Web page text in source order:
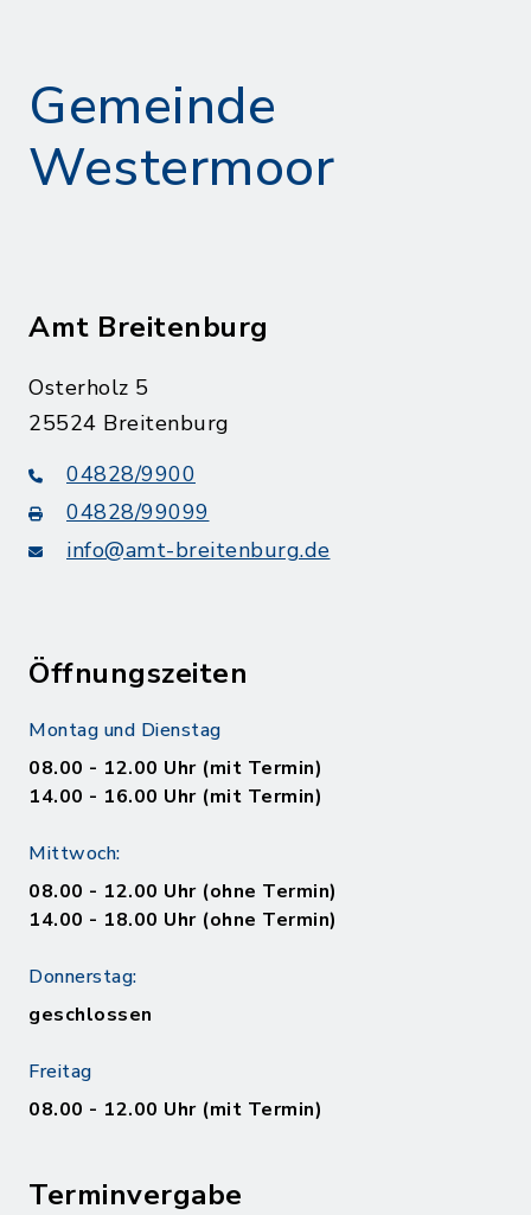
Gemeinde
Westermoor
Amt Breitenburg
Osterholz 5
25524 Breitenburg
04828/9900
04828/99099
info@amt-breitenburg.de
Öffnungszeiten
Montag und Dienstag
08.00 - 12.00 Uhr (mit Termin)
14.00 - 16.00 Uhr (mit Termin)
Mittwoch:
08.00 - 12.00 Uhr (ohne Termin)
14.00 - 18.00 Uhr (ohne Termin)
Donnerstag:
geschlossen
Freitag
08.00 - 12.00 Uhr (mit Termin)
Terminvergabe